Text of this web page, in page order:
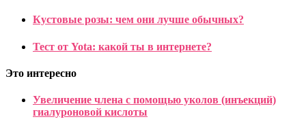
Кустовые розы: чем они лучше обычных?
Тест от Yota: какой ты в интернете?
Это интересно
Увеличение члена с помощью уколов (инъекций)
гиалуроновой кислоты